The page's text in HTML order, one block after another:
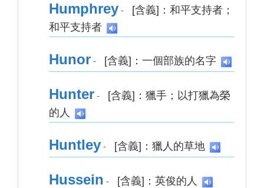
Humphrey -
[含義]：和平支持者；
和平支持者
Hunor - [含義]：一個部族的名字
Hunter -
[含義]：獵手；以打獵為榮
的人
Huntley - [含義]：獵人的草地
Hussein - [含義]：英俊的人